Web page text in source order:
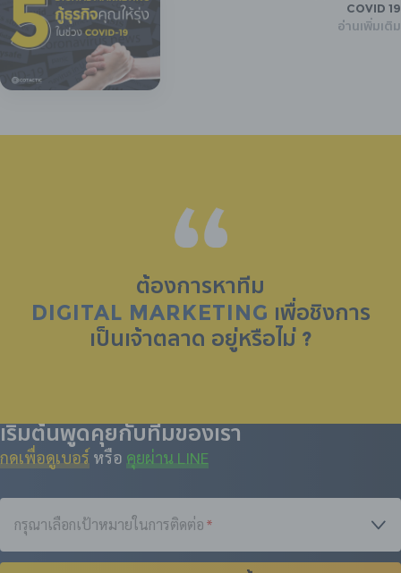
Covid 19
อ่านเพิ่มเติม
ต้องการหาทีม
DIGITAL MARKETING เพื่อชิงการ
เป็นเจ้าตลาด อยู่หรือไม่ ?
เริ่มต้นพูดคุยกับทีมของเรา
กดเพื่อดูเบอร์ หรือ คุยผ่าน LINE
กรุณาเลือกเป้าหมายในการติดต่อ*